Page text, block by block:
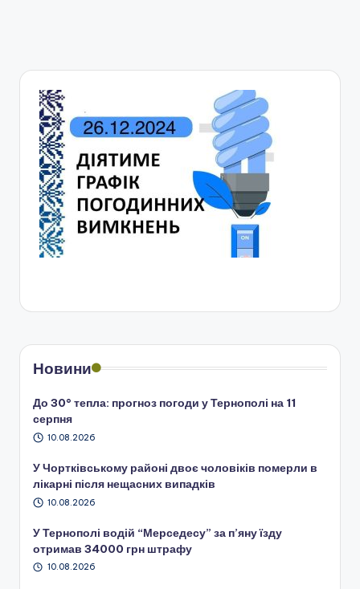
Новини
До 30° тепла: прогноз погоди у Тернополі на 11
серпня
10.08.2026
У Чортківському районі двоє чоловіків померли в
лікарні після нещасних випадків
10.08.2026
У Тернополі водій “Мерседесу” за п’яну їзду
отримав 34000 грн штрафу
10.08.2026